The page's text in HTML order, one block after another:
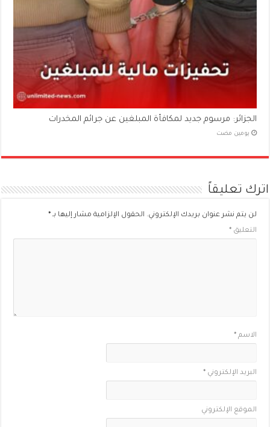
الجزائر: مرسوم جديد لمكافأة المبلغين عن جرائم المخدرات
‏يومين مضت
اترك تعليقاً
لن يتم نشر عنوان بريدك الإلكتروني. الحقول الإلزامية مشار إليها بـ*
التعليق*
الاسم*
البريد الإلكتروني*
الموقع الإلكتروني